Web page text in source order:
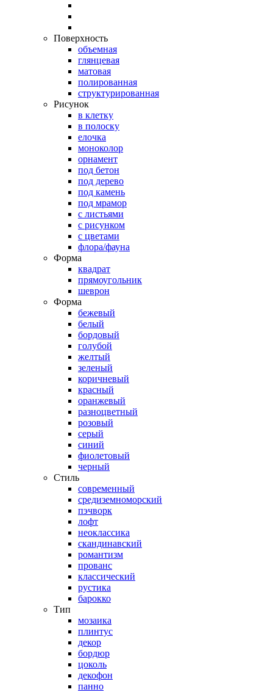
Поверхность
объемная
глянцевая
матовая
полированная
структурированная
Рисунок
в клетку
в полоску
елочка
моноколор
орнамент
под бетон
под дерево
под камень
под мрамор
с листьями
с рисунком
с цветами
флора/фауна
Форма
квадрат
прямоугольник
шеврон
Форма
бежевый
белый
бордовый
голубой
желтый
зеленый
коричневый
красный
оранжевый
разноцветный
розовый
серый
синий
фиолетовый
черный
Стиль
современный
средиземноморский
пэчворк
лофт
неоклассика
скандинавский
романтизм
прованс
классический
рустика
барокко
Тип
мозаика
плинтус
декор
бордюр
цоколь
декофон
панно